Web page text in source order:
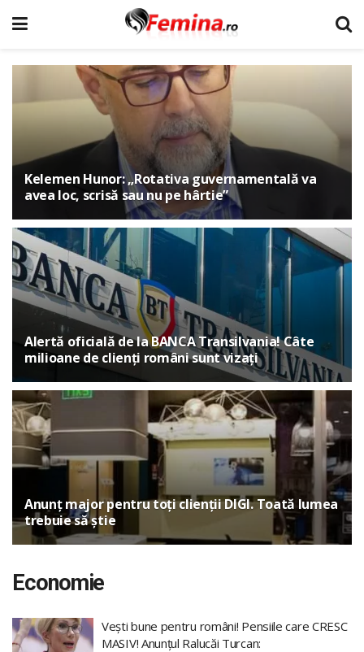
Kelemen Hunor: „Rotativa guvernamentală va
avea loc, scrisă sau nu pe hârtie”
Alertă oficială de la BANCA Transilvania! Câte
milioane de clienți români sunt vizați
Anunț major pentru toți clienții DIGI. Toată lumea
trebuie să știe
Economie
Vești bune pentru români! Pensiile care CRESC
MASIV! Anunțul Ralucăi Turcan: